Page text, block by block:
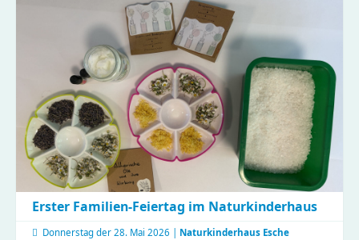
Familienrat
in
Chemnitz
–
KJF-
Fachkräfte
starten
weiter
durch
Erster Familien-Feiertag im Naturkinderhaus
Donnerstag der 28. Mai 2026 | Naturkinderhaus Esche